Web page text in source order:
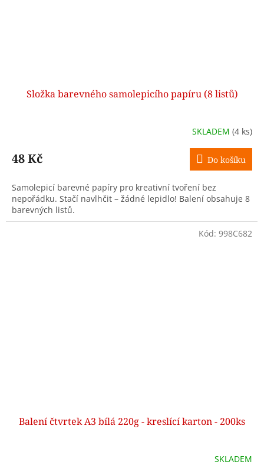
Složka barevného samolepicího papíru (8 listů)
SKLADEM (4 ks)
48 Kč Do košíku
Samolepicí barevné papíry pro kreativní tvoření bez
nepořádku. Stačí navlhčit – žádné lepidlo! Balení obsahuje 8
barevných listů.
Balení čtvrtek A3 bílá 220g - kreslící karton - 200ks
SKLADEM
Kód: 998C682